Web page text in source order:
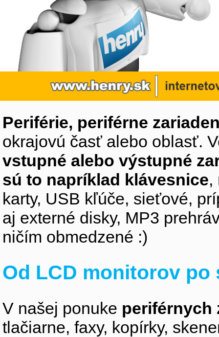
Periférie, periférne
okrajovú časť alebo oblasť.
vstupné alebo výstupné
sú to napríklad klávesnice,
karty, USB kľúče, sieťové,
aj externé disky, MP3
ničím obmedzené :)
Od LCD monitorov
V našej ponuke periférnych
tlačiarne, faxy, kopírky,